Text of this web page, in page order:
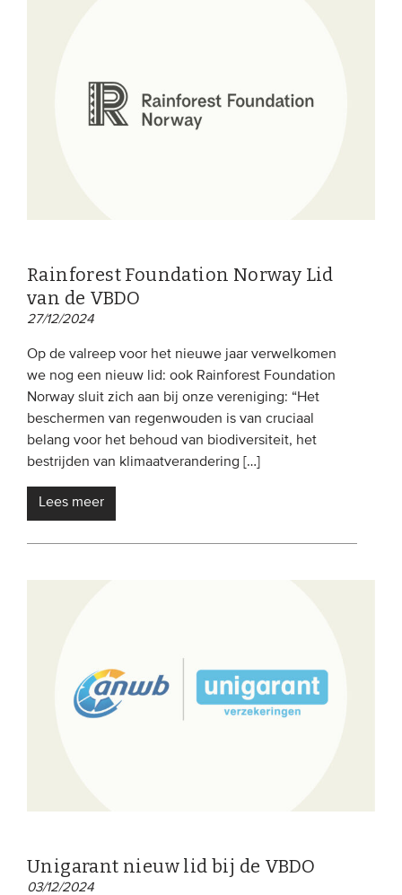
Rainforest Foundation Norway Lid
van de VBDO
27/12/2024
Op de valreep voor het nieuwe jaar verwelkomen
we nog een nieuw lid: ook Rainforest Foundation
Norway sluit zich aan bij onze vereniging: “Het
beschermen van regenwouden is van cruciaal
belang voor het behoud van biodiversiteit, het
bestrijden van klimaatverandering […]
Lees meer
Unigarant nieuw lid bij de VBDO
03/12/2024